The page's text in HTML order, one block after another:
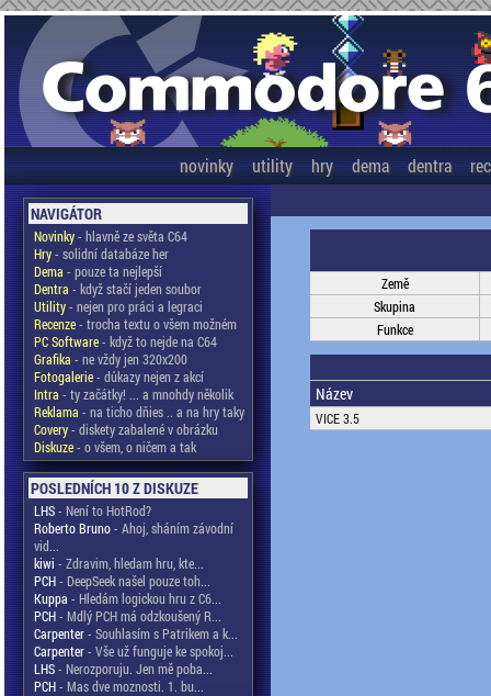
novinky utility hry dema dentra
NAVIGÁTOR
Novinky- hlavně ze světa C64
Hry- solidní databáze her
Dema - pouze ta nejlepší
Dentra - když stačí jeden soubor
Utility- nejen pro práci a legraci
Recenze- trocha textu o všem možném
PC Software- když to nejde na C64
Grafika - ne vždy jen 320x200
Fotogalerie- důkazy nejen z akcí
Intra - ty začátky! ... a mnohdy několik
Reklama - na ticho dňies .. a na hry taky
Covery- diskety zabalené v obrázku
Diskuze- o všem, o ničem a tak
POSLEDNÍCH 10 Z DISKUZE
LHS- Není to HotRod?
Roberto Bruno- Ahoj, sháním závodní
vid...
kiwi - Zdravim, hledam hru, kte...
PCH- DeepSeek našel pouze toh...
Kuppa - Hledám logickou hru z C6...
PCH- Mdlý PCH má odzkoušený R...
Carpenter- Souhlasím s Patrikem a k...
Carpenter- Vše už funguje ke spokoj...
LHS- Nerozporuju. Jen mě poba...
PCH- Mas dve moznosti. 1. bu...
Země
Skupina
Funkce
Název
VICE 3.5